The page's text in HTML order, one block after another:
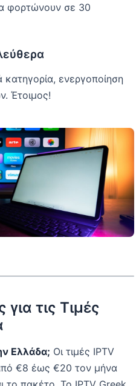
φορτώνουν σε 30
ενεργοποίηση
Έτοιμος!
τις Τιμές
Ελλάδα; Οι τιμές IPTV
€8 έως €20 τον μήνα